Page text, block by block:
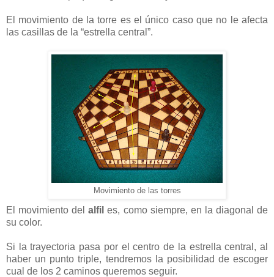
El movimiento de la torre es el único caso que no le afecta
las casillas de la “estrella central”.
Movimiento de las torres
El movimiento delalfil es, como siempre, en la diagonal de
su color.
Si la trayectoria pasa por el centro de la estrella central, al
haber un punto triple, tendremos la posibilidad de escoger
cual de los 2 caminos queremos seguir.